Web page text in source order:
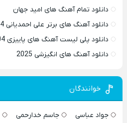
دانلود تمام آهنگ های امید جهان
دانلود آهنگ های برتر علی احمدیانی 1404
دانلود پلی لیست آهنگ های پاییزی 1404
دانلود آهنگ های انگیزشی 2025
خوانندگان
جواد عباسی جاسم خدارحمی